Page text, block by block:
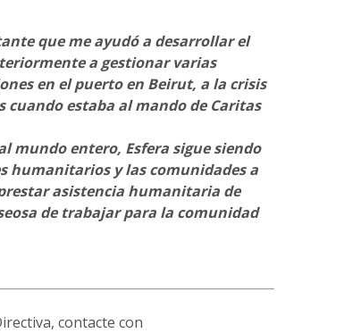
que me ayudó a desarrollar el
a gestionar varias
en el puerto en Beirut, a la crisis
cuando estaba al mando de Caritas
mundo entero, Esfera sigue siendo
humanitarios y las comunidades a
asistencia humanitaria de
de trabajar para la comunidad
contacte con